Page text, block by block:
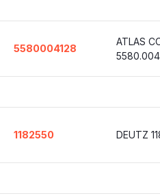
5580004128
ATLAS
1182550 DEUTZ